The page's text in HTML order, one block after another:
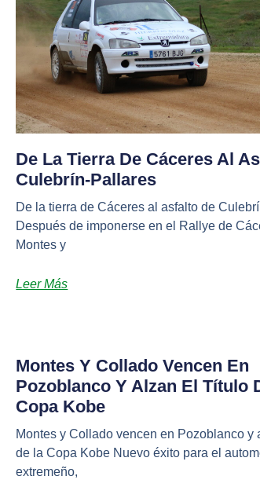
De La Tierra De Cáceres Al
Culebrín-Pallares
De la tierra de Cáceres al asfalto de
Después de imponerse en el Rallye de
Montes y
Leer Más
Montes Y Collado Vencen En
Pozoblanco Y Alzan El Título
Copa Kobe
Montes y Collado vencen en Pozoblanco y
de la Copa Kobe Nuevo éxito para el
extremeño,